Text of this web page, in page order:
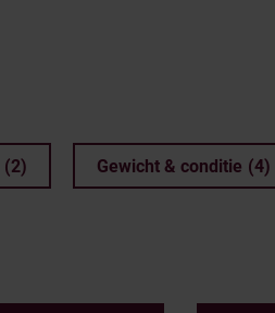
(2) Gewicht & conditie (4)